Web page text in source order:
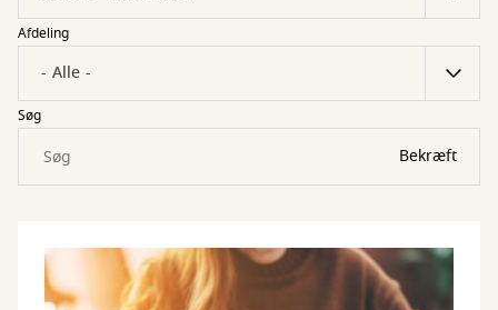
Afdeling
Søg